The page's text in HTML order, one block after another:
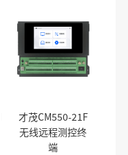
才茂CM550-21F
无线远程测控终
端